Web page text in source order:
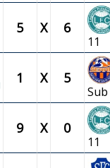
5 X 6
11
1 X 5
Sub
9 X 0
11